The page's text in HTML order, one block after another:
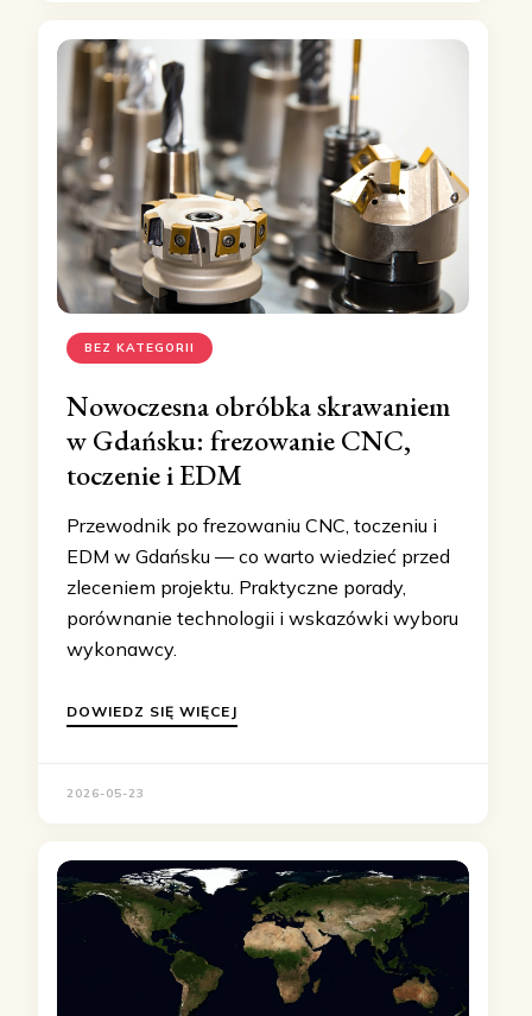
BEZ KATEGORII
Nowoczesna obróbka skrawaniem
w Gdańsku: frezowanie CNC,
toczenie i EDM
Przewodnik po frezowaniu CNC, toczeniu i
EDM w Gdańsku — co warto wiedzieć przed
zleceniem projektu. Praktyczne porady,
porównanie technologii i wskazówki wyboru
wykonawcy.
DOWIEDZ SIĘ WIĘCEJ
2026-05-23